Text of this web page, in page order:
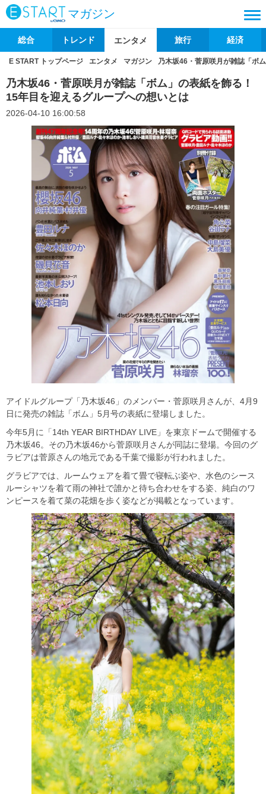
マガジン
総合 トレンド エンタメ 旅行 経済
E START トップページ エンタメ マガジン 乃木坂46・菅原咲月が雑誌「ボ
乃木坂46・菅原咲月が雑誌「ボム」の表紙を飾る！
15年目を迎えるグループへの想いとは
2026-04-10 16:00:58
アイドルグループ「乃木坂46」のメンバー・菅原咲月さんが、4月9
日に発売の雑誌「ボム」5月号の表紙に登場しました。
今年5月に「14th YEAR BIRTHDAY LIVE」を東京ドームで開催する
乃木坂46。その乃木坂46から菅原咲月さんが同誌に登場。今回のグ
ラビアは菅原さんの地元である千葉で撮影が行われました。
グラビアでは、ルームウェアを着て畳で寝転ぶ姿や、水色のシース
ルーシャツを着て雨の神社で誰かと待ち合わせをする姿、純白のワ
ンピースを着て菜の花畑を歩く姿などが掲載となっています。